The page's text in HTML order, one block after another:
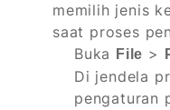
memilih jenis
saat proses
Buka
File >
Di jendela
pengaturan